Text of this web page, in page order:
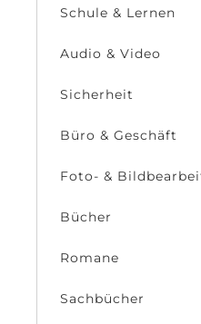
Schule & Lernen
Audio & Video
Sicherheit
Büro & Geschäft
Foto- &
Bücher
Romane
Sachbücher